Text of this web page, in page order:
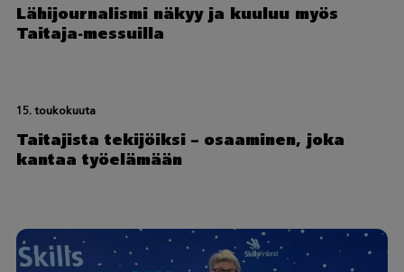
Lähijournalismi näkyy ja kuuluu myös
Taitaja-messuilla
15. toukokuuta
Taitajista tekijöiksi – osaaminen, joka
kantaa työelämään